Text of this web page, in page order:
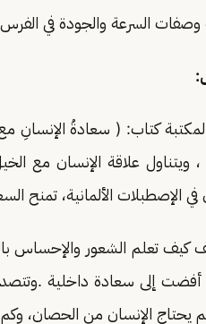
وصفات السرعة والجودة في
كتاب: ( سعادةُ الإنسانِ
، ويتناول علاقة الإنسان مع
الإصطبلات الألمانية، تمنح
كيف تعلم الشعور والإحساس
إلى سعادة داخلية
يحتاج الإنسان من الحصان،